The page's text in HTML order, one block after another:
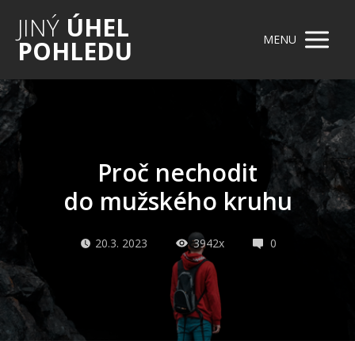
JINÝ ÚHEL
POHLEDU MENU
Proč nechodit
do mužského kruhu
20.3. 2023 3942x 0